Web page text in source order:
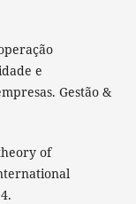
e
Gestão &
of